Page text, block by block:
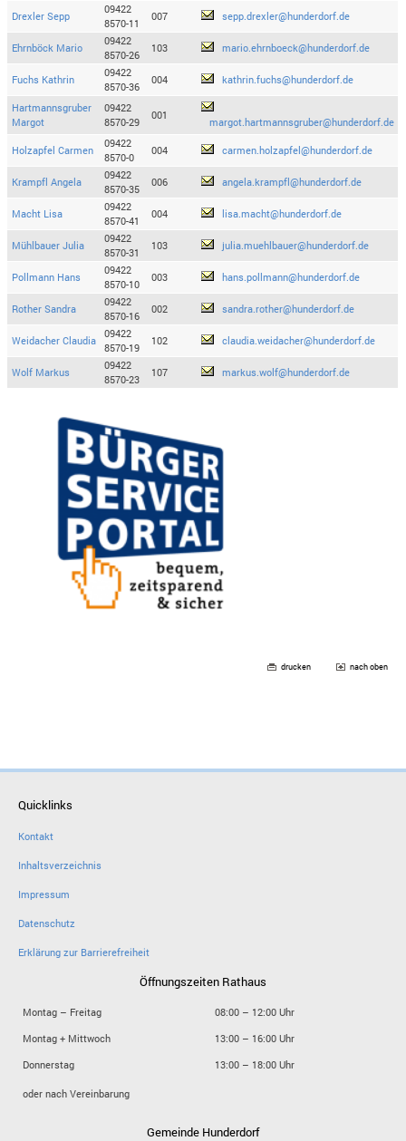
Drexler Sepp
09422
8570-11
007 sepp.drexler@hunderdorf.de
Ehrnböck Mario
09422
8570-26
103 mario.ehrnboeck@hunderdorf.de
Fuchs Kathrin
09422
8570-36
004 kathrin.fuchs@hunderdorf.de
Hartmannsgruber
Margot
09422
8570-29
001
margot.hartmannsgruber@hunderdorf.de
Holzapfel Carmen
09422
8570-0
004 carmen.holzapfel@hunderdorf.de
Krampfl Angela
09422
8570-35
006 angela.krampfl@hunderdorf.de
Macht Lisa
09422
8570-41
004 lisa.macht@hunderdorf.de
Mühlbauer Julia
09422
8570-31
103 julia.muehlbauer@hunderdorf.de
Pollmann Hans
09422
8570-10
003 hans.pollmann@hunderdorf.de
Rother Sandra
09422
8570-16
002 sandra.rother@hunderdorf.de
Weidacher Claudia
09422
8570-19
102 claudia.weidacher@hunderdorf.de
Wolf Markus
09422
8570-23
107 markus.wolf@hunderdorf.de
drucken nach oben
Quicklinks
Kontakt
Inhaltsverzeichnis
Impressum
Datenschutz
Erklärung zur Barrierefreiheit
Öffnungszeiten Rathaus
Montag – Freitag
08:00 – 12:00 Uhr
Montag + Mittwoch
13:00 – 16:00 Uhr
Donnerstag
13:00 – 18:00 Uhr
oder nach Vereinbarung
Gemeinde Hunderdorf